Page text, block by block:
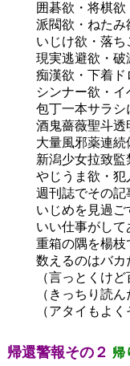
囲碁欲・将棋欲・
派閥欲・ねたみ欲
いじけ欲・落ちこ
現実逃避欲・破滅
痴漢欲・下着ドロ
シンナー欲・イベ
包丁一本サラシに
酒鬼薔薇聖斗透明
大量風邪薬連続偽
新潟少女拉致監禁
やじうま欲・犯人
週刊誌でその記事
いじめを見過ごす
いい仕事がしてあ
重箱の隅を楊枝で
数えるのはバカだ
（言っとくけど百
（きっちり読んだ
（アタイもよくそ
帰還警報その２ 帰